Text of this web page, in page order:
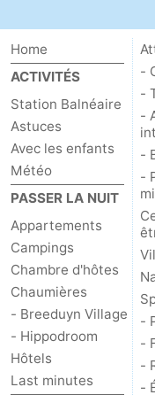
Home
ACTIVITÉS
Station Balnéaire
Astuces
Avec les enfants
Météo
PASSER LA NUIT
Appartements
Campings
Chambre d'hôtes
Chaumières
- Breeduyn Village
- Hippodroom
Hôtels
Last minutes
-
-
-
-
-
-
-
-
-